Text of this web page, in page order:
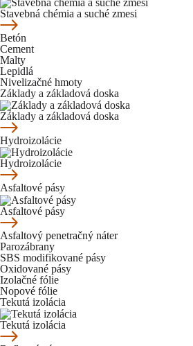
Stavebná chémia a suché zmesi
Betón
Cement
Malty
Lepidlá
Nivelizačné hmoty
Základy a základová doska
Základy a základová doska
Hydroizolácie
Hydroizolácie
Asfaltové pásy
Asfaltové pásy
Asfaltový penetračný náter
Parozábrany
SBS modifikované pásy
Oxidované pásy
Izolačné fólie
Nopové fólie
Tekutá izolácia
Tekutá izolácia